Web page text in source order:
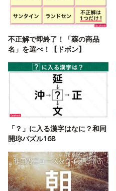
不正解で即終了！「薬の商品
名」を選べ！【ドボン】
「？」に入る漢字はなに？和同
開珎パズル168